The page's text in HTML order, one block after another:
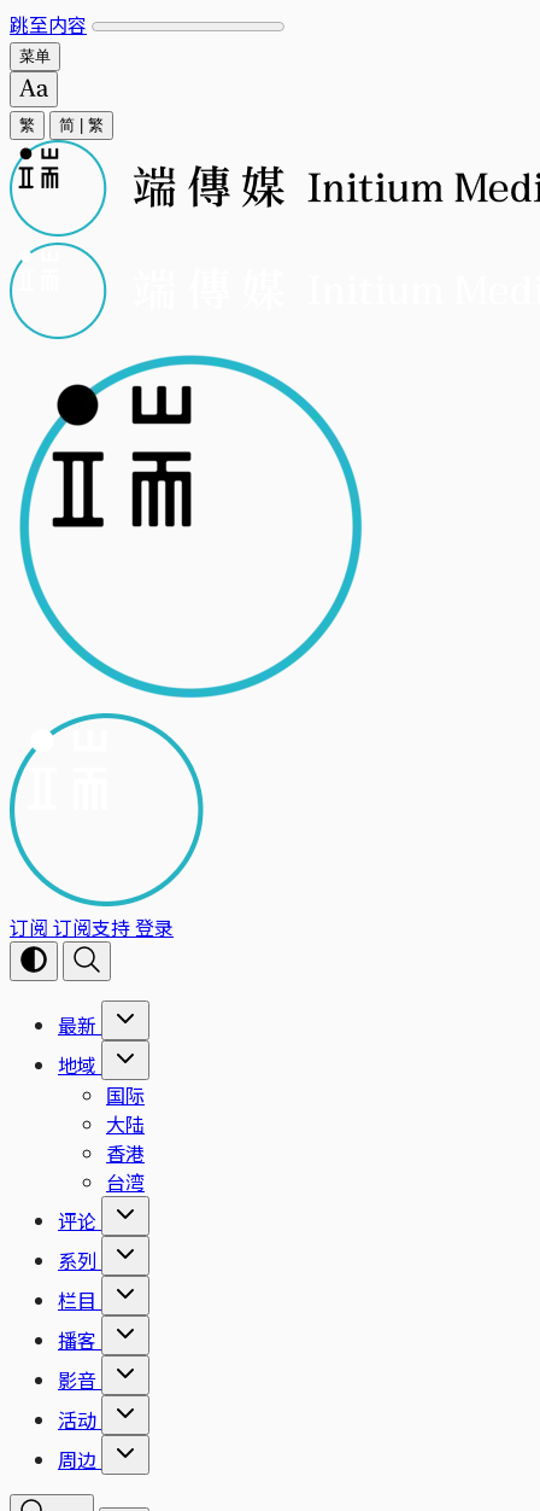
跳至内容
菜单
繁 简 繁
订阅 订阅支持登录
最新
地域
国际
大陆
香港
台湾
评论
系列
栏目
播客
影音
活动
周边